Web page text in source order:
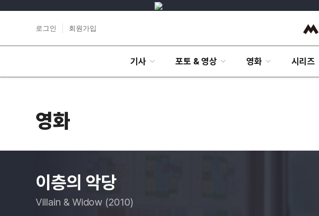
로그인 회원가입
기사 포토 & 영상 영화 시리즈
영화
이층의 악당
Villain & Widow (2010)